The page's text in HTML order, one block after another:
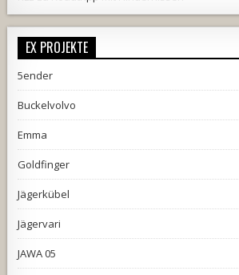
EX PROJEKTE
5ender
Buckelvolvo
Emma
Goldfinger
Jägerkübel
Jägervari
JAWA 05